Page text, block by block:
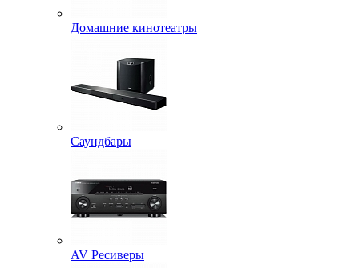
Домашние кинотеатры
Саундбары
AV Ресиверы